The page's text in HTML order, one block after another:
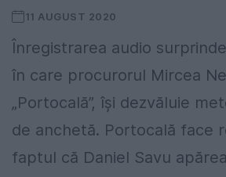
11 AUGUST 2020
Înregistrarea audio
în care procurorul Mircea
„Portocală”, își dezvăluie
de anchetă. Portocală face
faptul că Daniel Savu